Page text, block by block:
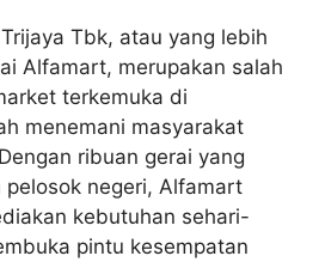
Tbk, atau yang lebih
Alfamart, merupakan salah
terkemuka di
menemani masyarakat
ribuan gerai yang
negeri, Alfamart
kebutuhan sehari-
pintu kesempatan